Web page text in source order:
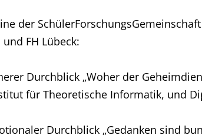
der
FH Lübeck:
Durchblick „Woher der
für Theoretische Informatik, und
Durchblick „Gedanken sind